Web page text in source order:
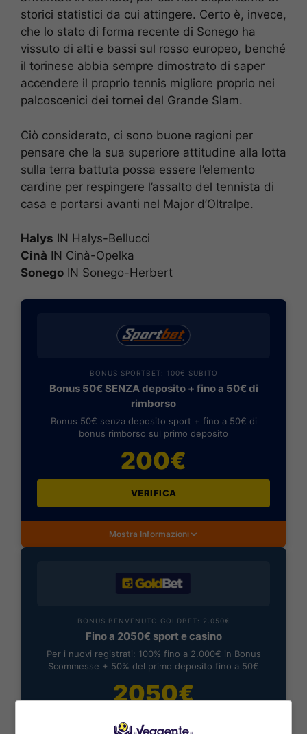
storici statistici da cui attingere. Certo è, invece,
che lo stato di forma recente di Sonego ha
vissuto di alti e bassi sul rosso europeo, benché
il torinese abbia sempre dimostrato di saper
accendere il proprio tennis migliore proprio nei
palcoscenici dei tornei del Grande Slam.
Ciò considerato, ci sono buone ragioni per
pensare che la sua superiore attitudine alla lotta
sulla terra battuta possa essere l’elemento
cardine per respingere l’assalto del tennista di
casa e portarsi avanti nel Major d’Oltralpe.
Halys IN Halys-Bellucci
Cinà IN Cinà-Opelka
Sonego IN Sonego-Herbert
BONUS SPORTBET: 100€ SUBITO
Bonus 50€ SENZA deposito + fino a 50€ di
rimborso
Bonus 50€ senza deposito sport + fino a 50€ di
bonus rimborso sul primo deposito
200€
VERIFICA
Mostra Informazioni
BONUS BENVENUTO GOLDBET: 2.050€
Fino a 2050€ sport e casino
Per i nuovi registrati: 100% fino a 2.000€ in Bonus
Scommesse + 50% del primo deposito fino a 50€
2050€
VERIFICA